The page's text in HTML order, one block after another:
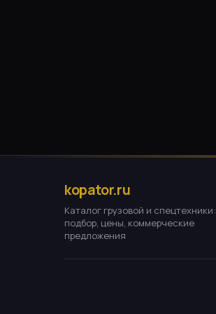
kopator.ru
Каталог грузовой и спецтехники:
подбор, цены, коммерческие
предложения